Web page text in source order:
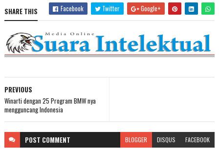
SHARE THIS Facebook Twitter Google+
PREVIOUS
Winarti dengan 25 Program BMW nya
mengguncang Indonesia
POST COMMENT BLOGGER DISQUS FACEBOOK